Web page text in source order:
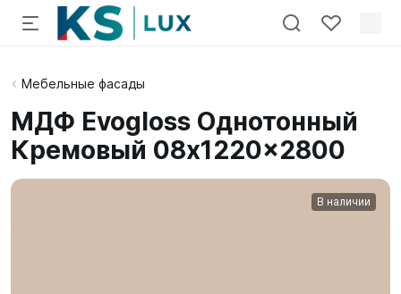
Мебельные фасады
МДФ Evogloss Однотонный
Кремовый 08x1220x2800
В наличии